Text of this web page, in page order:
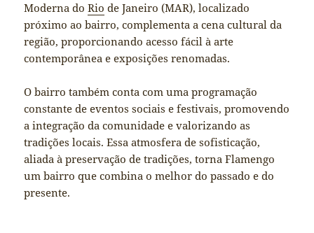
Moderna doRio de Janeiro (MAR), localizado
próximo ao bairro, complementa a cena cultural da
região, proporcionando acesso fácil à arte
contemporânea e exposições renomadas.
O bairro também conta com uma programação
constante de eventos sociais e festivais, promovendo
a integração da comunidade e valorizando as
tradições locais. Essa atmosfera de sofisticação,
aliada à preservação de tradições, torna Flamengo
um bairro que combina o melhor do passado e do
presente.